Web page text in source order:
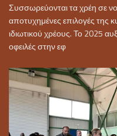
Συσσωρεύονται τα χρέη σε
αποτυχημένες επιλογές της
ιδιωτικού χρέους. Το 2025
οφειλές στην εφ